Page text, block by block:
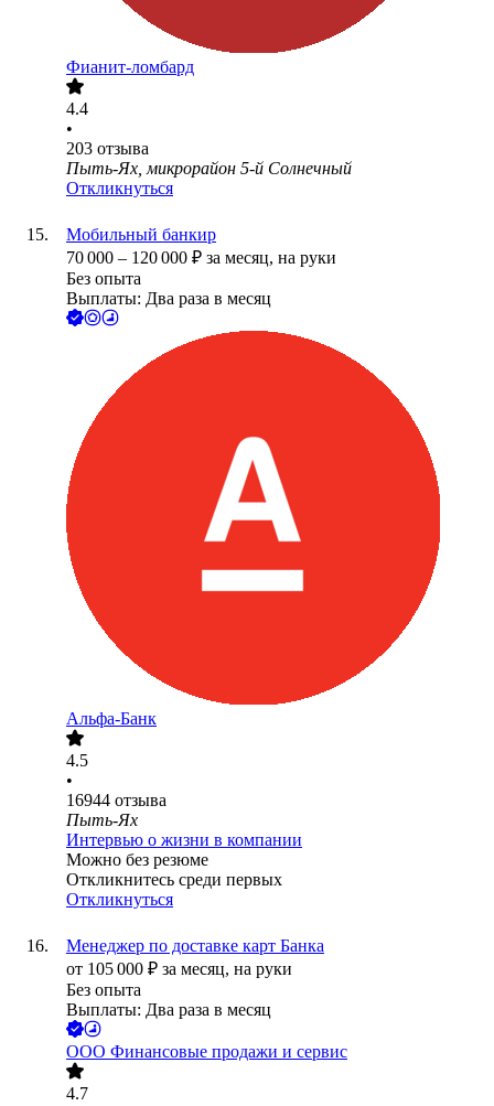
Фианит-ломбард
4.4
•
203 отзыва
Пыть-Ях, микрорайон 5-й Солнечный
Откликнуться
Мобильный банкир
70 000 – 120 000 ₽ за месяц, на руки
Без опыта
Выплаты: Два раза в месяц
Альфа-Банк
4.5
•
16944 отзыва
Пыть-Ях
Интервью о жизни в компании
Можно без резюме
Откликнитесь среди первых
Откликнуться
Менеджер по доставке карт Банка
от 105 000 ₽ за месяц, на руки
Без опыта
Выплаты: Два раза в месяц
ООО Финансовые продажи и сервис
4.7